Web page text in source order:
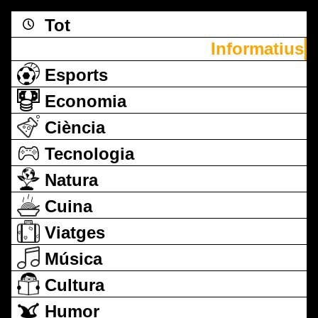
Tot
Informatius
Esports
Economia
Ciència
Tecnologia
Natura
Cuina
Viatges
Música
Cultura
Humor